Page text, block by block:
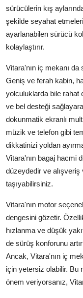
sürücülerin kış
şekilde seyahat
ayarlanabilen sürücü
kolaylaştırır.
Vitara'nın iç mekanı da
Geniş ve ferah kabin,
yolculuklarda bile rahat
ve bel desteği
dokunmatik ekranlı
müzik ve telefon gibi
dikkatinizi yoldan
Vitara'nın bagaj hacmi
düzeydedir ve alışveriş
taşıyabilirsiniz.
Vitara'nın motor
dengesini gözetir.
hızlanma ve düşük
de sürüş konforunu
Ancak, Vitara'nın iç
için yetersiz olabilir. Bu
önem veriyorsanız,